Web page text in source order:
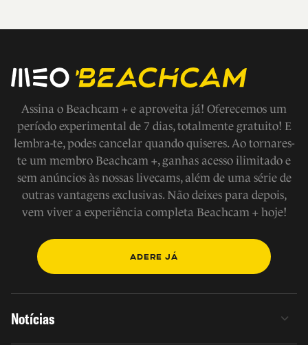
Assina o Beachcam + e aproveita já! Oferecemos um
período experimental de 7 dias, totalmente gratuito! E
lembra-te, podes cancelar quando quiseres. Ao tornares-
te um membro Beachcam +, ganhas acesso ilimitado e
sem anúncios às nossas livecams, além de uma série de
outras vantagens exclusivas. Não deixes para depois,
vem viver a experiência completa Beachcam + hoje!
ADERE JÁ
Notícias